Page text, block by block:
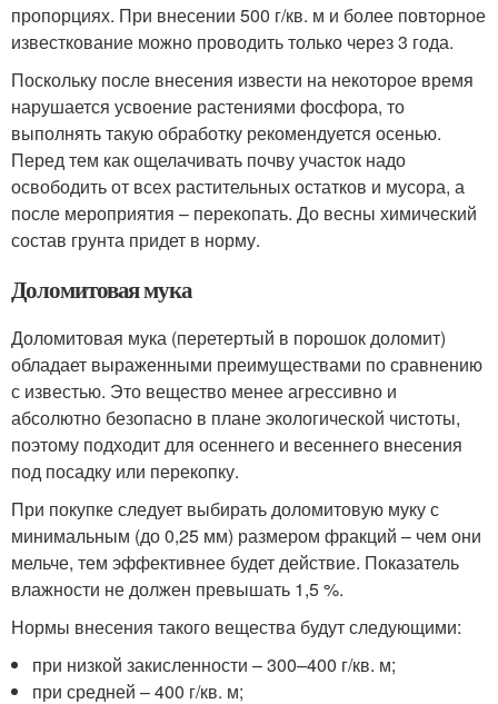
пропорциях. При внесении 500 г/кв. м и более повторное
известкование можно проводить только через 3 года.
Поскольку после внесения извести на некоторое время
нарушается усвоение растениями фосфора, то
выполнять такую обработку рекомендуется осенью.
Перед тем как ощелачивать почву участок надо
освободить от всех растительных остатков и мусора, а
после мероприятия – перекопать. До весны химический
состав грунта придет в норму.
Доломитовая мука
Доломитовая мука (перетертый в порошок доломит)
обладает выраженными преимуществами по сравнению
с известью. Это вещество менее агрессивно и
абсолютно безопасно в плане экологической чистоты,
поэтому подходит для осеннего и весеннего внесения
под посадку или перекопку.
При покупке следует выбирать доломитовую муку с
минимальным (до 0,25 мм) размером фракций – чем они
мельче, тем эффективнее будет действие. Показатель
влажности не должен превышать 1,5 %.
Нормы внесения такого вещества будут следующими:
при низкой закисленности – 300–400 г/кв. м;
при средней – 400 г/кв. м;